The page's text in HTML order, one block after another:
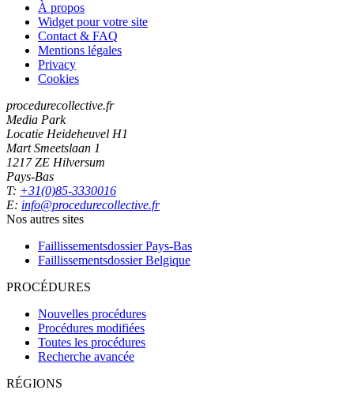
À propos
Widget pour votre site
Contact & FAQ
Mentions légales
Privacy
Cookies
procedurecollective.fr
Media Park
Locatie Heideheuvel H1
Mart Smeetslaan 1
1217 ZE Hilversum
Pays-Bas
T: +31(0)85-3330016
E: info@procedurecollective.fr
Nos autres sites
Faillissementsdossier Pays-Bas
Faillissementsdossier Belgique
PROCÉDURES
Nouvelles procédures
Procédures modifiées
Toutes les procédures
Recherche avancée
RÉGIONS